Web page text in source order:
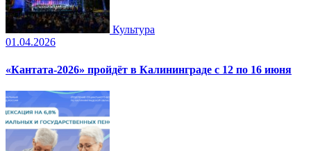
Культура
01.04.2026
«Кантата-2026» пройдёт в Калининграде с 12 по 16 июня